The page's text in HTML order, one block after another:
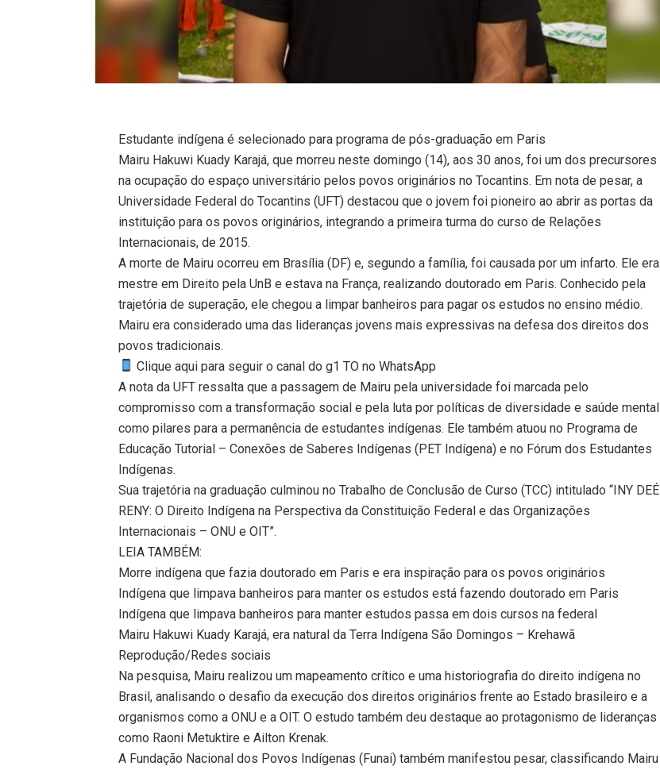
Estudante indígena é selecionado para programa de pós-graduação em Paris
Mairu Hakuwi Kuady Karajá, que morreu neste domingo (14), aos 30 anos, foi um dos precursores
na ocupação do espaço universitário pelos povos originários no Tocantins. Em nota de pesar, a
Universidade Federal do Tocantins (UFT) destacou que o jovem foi pioneiro ao abrir as portas da
instituição para os povos originários, integrando a primeira turma do curso de Relações
Internacionais, de 2015.
A morte de Mairu ocorreu em Brasília (DF) e, segundo a família, foi causada por um infarto. Ele era
mestre em Direito pela UnB e estava na França, realizando doutorado em Paris. Conhecido pela
trajetória de superação, ele chegou a limpar banheiros para pagar os estudos no ensino médio.
Mairu era considerado uma das lideranças jovens mais expressivas na defesa dos direitos dos
povos tradicionais.
Clique aqui para seguir o canal do g1 TO no WhatsApp
A nota da UFT ressalta que a passagem de Mairu pela universidade foi marcada pelo
compromisso com a transformação social e pela luta por políticas de diversidade e saúde mental
como pilares para a permanência de estudantes indígenas. Ele também atuou no Programa de
Educação Tutorial – Conexões de Saberes Indígenas (PET Indígena) e no Fórum dos Estudantes
Indígenas.
Sua trajetória na graduação culminou no Trabalho de Conclusão de Curso (TCC) intitulado “INY DEÉ
RENY: O Direito Indígena na Perspectiva da Constituição Federal e das Organizações
Internacionais – ONU e OIT”.
LEIA TAMBÉM:
Morre indígena que fazia doutorado em Paris e era inspiração para os povos originários
Indígena que limpava banheiros para manter os estudos está fazendo doutorado em Paris
Indígena que limpava banheiros para manter estudos passa em dois cursos na federal
Mairu Hakuwi Kuady Karajá, era natural da Terra Indígena São Domingos – Krehawã
Reprodução/Redes sociais
Na pesquisa, Mairu realizou um mapeamento crítico e uma historiografia do direito indígena no
Brasil, analisando o desafio da execução dos direitos originários frente ao Estado brasileiro e a
organismos como a ONU e a OIT. O estudo também deu destaque ao protagonismo de lideranças
como Raoni Metuktire e Ailton Krenak.
A Fundação Nacional dos Povos Indígenas (Funai) também manifestou pesar, classificando Mairu